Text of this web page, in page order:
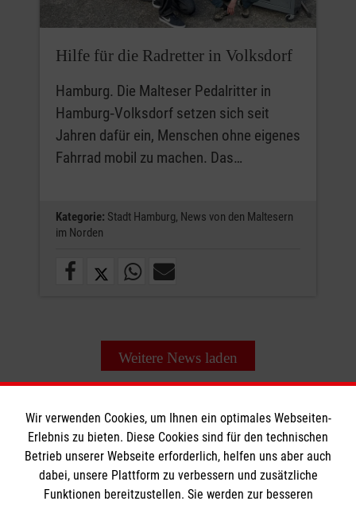
Hilfe für die Radretter in Volksdorf
Hamburg. Die Malteser Pedalritter in
Hamburg‑Volksdorf setzen sich seit
Jahren dafür ein, Menschen ohne eigenes
Fahrrad mobil zu machen. Das…
Kategorie: Stadt Hamburg, News von den Maltesern
im Norden
Weitere News laden
Informationen
Wir verwenden Cookies, um Ihnen ein optimales Webseiten-
Erlebnis zu bieten. Diese Cookies sind für den technischen
Betrieb unserer Webseite erforderlich, helfen uns aber auch
dabei, unsere Plattform zu verbessern und zusätzliche
Funktionen bereitzustellen. Sie werden zur besseren